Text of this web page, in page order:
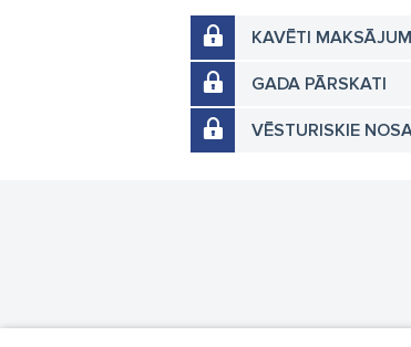
KAVĒTI
GADA PĀRSKATI
VĒSTURISKIE